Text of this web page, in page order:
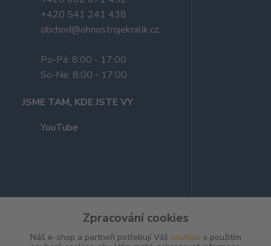
+420 541 241 438
obchod@ohnostrojekralik.cz
Po-Pá: 8:00 - 17:00
So-Ne: 8:00 - 17:00
JSME TAM, KDE JSTE VY
YouTube
Zpracování cookies
Náš e-shop a partneři potřebují Váš souhlas s použitím